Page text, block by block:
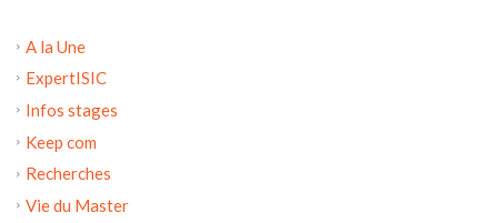
A la Une
ExpertISIC
Infos stages
Keep com
Recherches
Vie du Master